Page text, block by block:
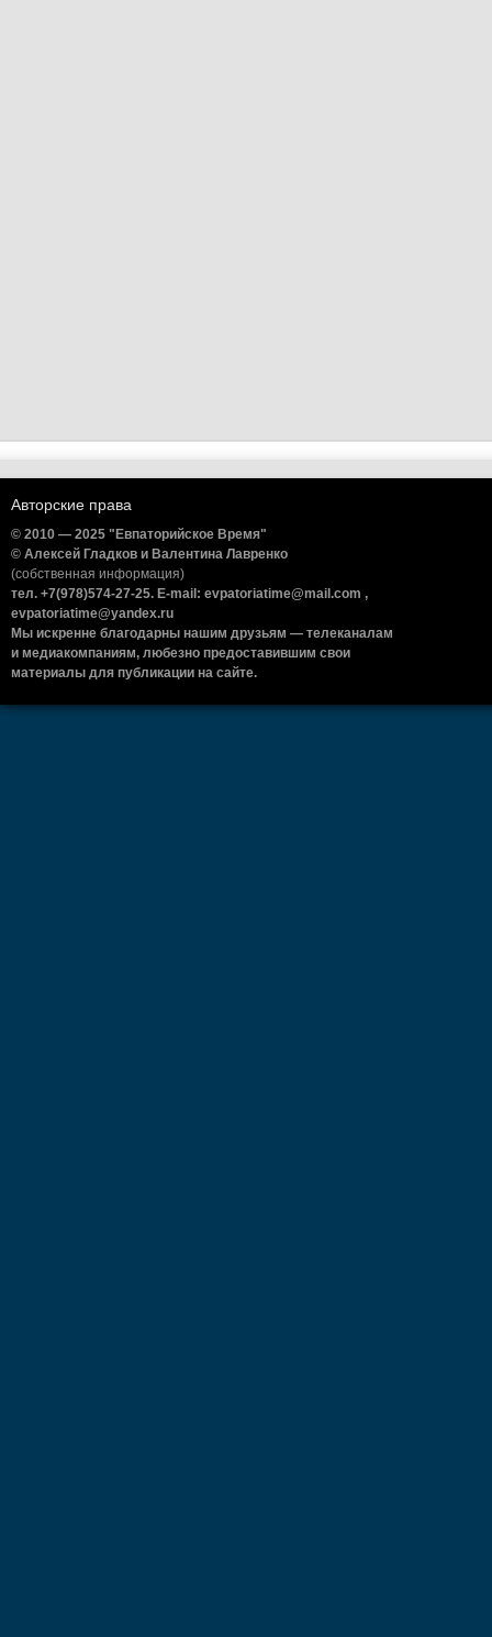
Авторские права
© 2010 — 2025 "Евпаторийское Время"
© Алексей Гладков и Валентина Лавренко
(собственная информация)
тел. +7(978)574-27-25. E-mail: evpatoriatime@mail.com ,
evpatoriatime@yandex.ru
Мы искренне благодарны нашим друзьям — телеканалам
и медиакомпаниям, любезно предоставившим свои
материалы для публикации на сайте.